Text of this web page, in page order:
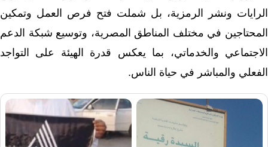
الرايات ونشر الرمزية، بل شملت فتح فرص العمل وتمكين
المحتاجين في مختلف المناطق المصرية، وتوسيع شبكة الدعم
الاجتماعي والخدماتي، بما يعكس قدرة الهيئة على التواجد
الفعلي والمباشر في حياة الناس.